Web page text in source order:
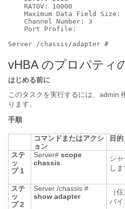
    RATOV: 10000
Maximum Data Field Size:
    Channel Number: 3
    Port Profile:
vHBA のプロパティ
はじめる前に
このタスクを実行するには、admin
ります。
手順
コマンドまたはアクシ
ョン
目的
ステ
ッ
プ 1
Server# scope
chassis
シ
しま
ステ
ッ
プ 2
Server /chassis #
show adapter
（
バイ